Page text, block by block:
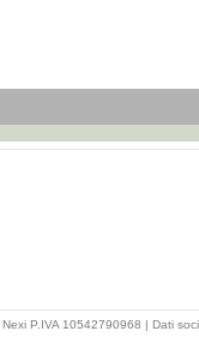
P.IVA 10542790968 | Dati